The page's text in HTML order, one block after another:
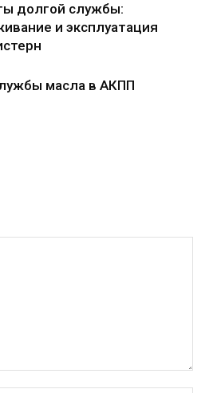
долгой службы:
и эксплуатация
масла в АКПП